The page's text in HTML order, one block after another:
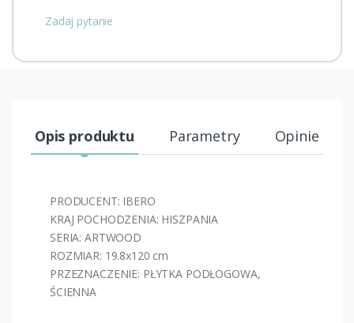
Zadaj pytanie
Opis produktu Parametry Opinie (0)
PRODUCENT: IBERO
KRAJ POCHODZENIA: HISZPANIA
SERIA: ARTWOOD
ROZMIAR: 19.8x120 cm
PRZEZNACZENIE: PŁYTKA PODŁOGOWA,
ŚCIENNA